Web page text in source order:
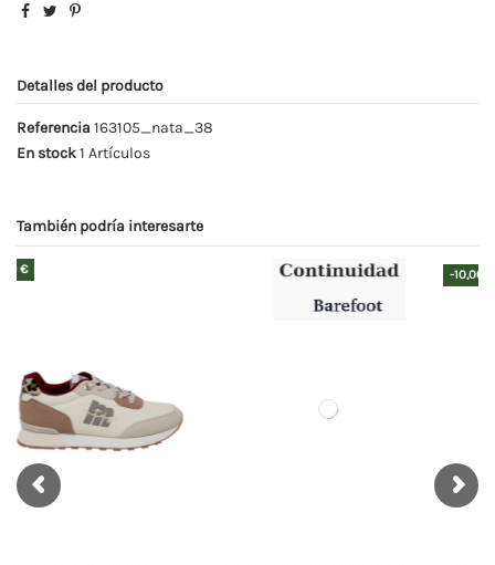
Detalles del producto
Referencia 163105_nata_38
En stock1 Artículos
También podría interesarte
-10,00 €